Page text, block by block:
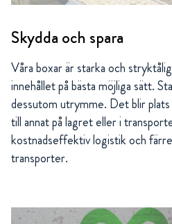
Skydda och spara
Våra boxar är starka och
innehållet på bästa möjliga sätt.
dessutom utrymme. Det blir plats
till annat på lagret eller i
kostnadseffektiv logistik och
transporter.